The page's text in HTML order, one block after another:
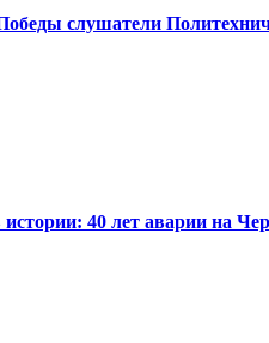
слушатели
истории: 40 лет аварии на